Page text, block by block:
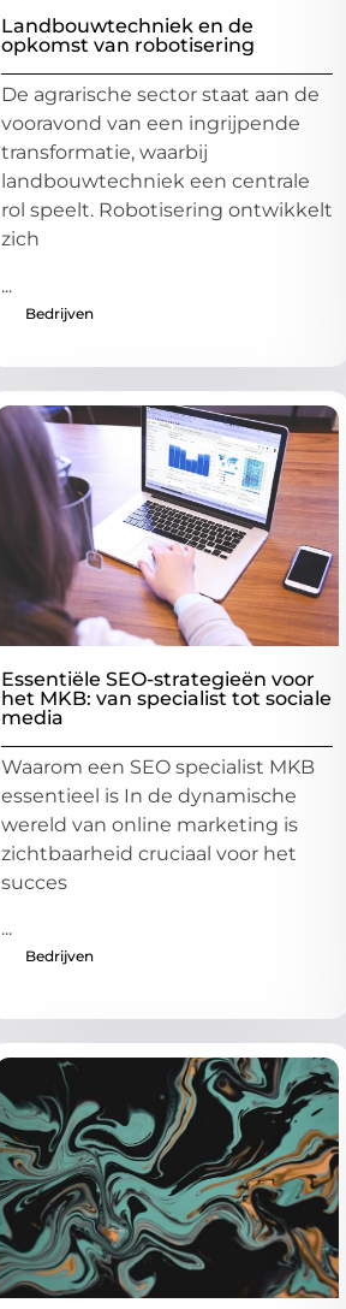
Landbouwtechniek en de
opkomst van robotisering
De agrarische sector staat aan de
vooravond van een ingrijpende
transformatie, waarbij
landbouwtechniek een centrale
rol speelt. Robotisering ontwikkelt
zich
...
Bedrijven
Essentiële SEO-strategieën voor
het MKB: van specialist tot sociale
media
Waarom een SEO specialist MKB
essentieel is In de dynamische
wereld van online marketing is
zichtbaarheid cruciaal voor het
succes
...
Bedrijven